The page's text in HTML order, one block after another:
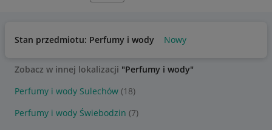
Stan przedmiotu: Perfumy i wody Nowy
Zobacz w innej lokalizacji "Perfumy i wody"
Perfumy i wody Sulechów (18)
Perfumy i wody Świebodzin (7)